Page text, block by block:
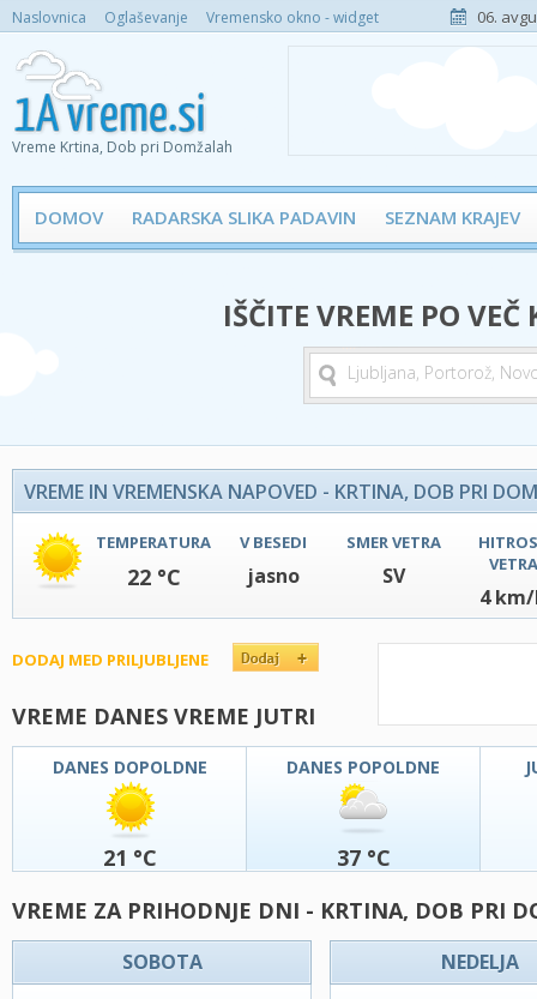
Naslovnica Oglaševanje Vremensko okno - widget 06.
Vreme Krtina, Dob pri Domžalah
DOMOV RADARSKA SLIKA PADAVIN SEZNAM KRAJEV
IŠČITE VREME PO
VREME IN VREMENSKA NAPOVED - KRTINA, DOB PRI
TEMPERATURA
22 °C
V BESEDI
jasno
SMER VETRA
SV
VETRA
4
DODAJ MED PRILJUBLJENE
VREME DANES VREME JUTRI
DANES DOPOLDNE
21 °C
DANES POPOLDNE
37 °C
VREME ZA PRIHODNJE DNI - KRTINA, DOB PRI
SOBOTA NEDELJA